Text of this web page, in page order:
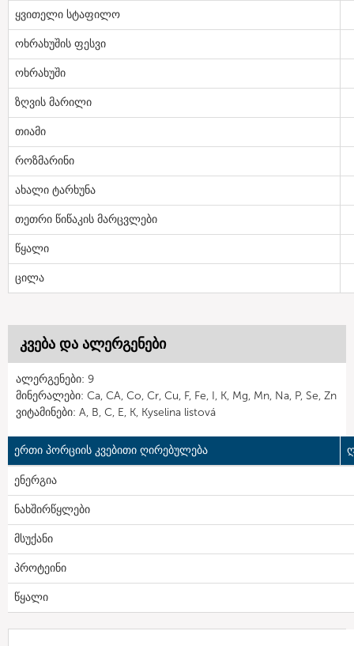
ყვითელი სტაფილო
ოხრახუშის ფესვი
ოხრახუში
ზღვის მარილი
თიამი
როზმარინი
ახალი ტარხუნა
თეთრი წიწაკის მარცვლები
წყალი
ცილა
კვება და ალერგენები
ალერგენები: 9
მინერალები: Ca, CA, Co, Cr, Cu, F, Fe, I, K, Mg, Mn, Na, P, Se, Zn
ვიტამინები: A, B, C, E, K, Kyselina listová
ერთი პორციის კვებითი ღირებულება
ენერგია
ნახშირწყლები
მსუქანი
პროტეინი
წყალი